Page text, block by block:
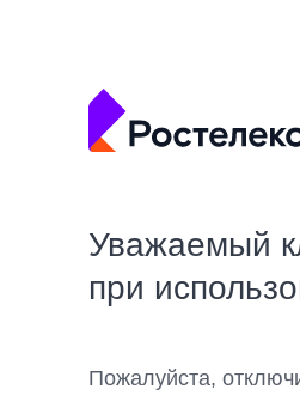
Уважаемый
при
Пожалуйста,